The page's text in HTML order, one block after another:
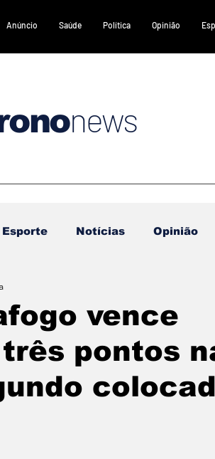
Anúncio Saúde Política Opinião
news
Esporte Notícias Opinião
3
vence
pontos